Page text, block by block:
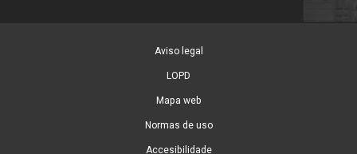
Aviso legal
LOPD
Mapa web
Normas de uso
Accesibilidade